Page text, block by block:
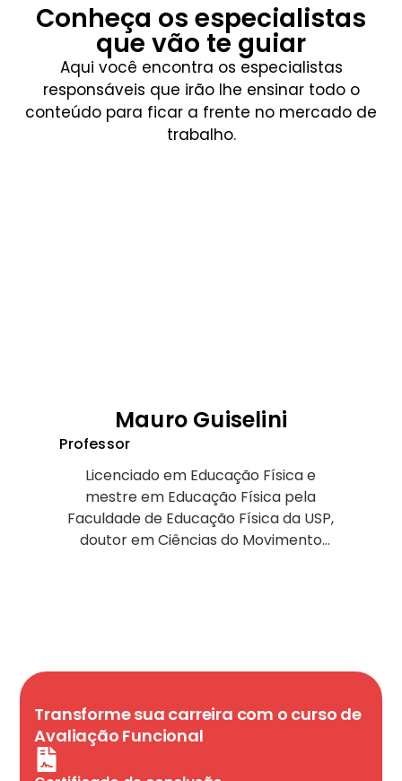
Conheça os especialistas
que vão te guiar
Aqui você encontra os especialistas
responsáveis que irão lhe ensinar todo o
conteúdo para ficar a frente no mercado de
trabalho.
Mauro Guiselini
Professor
Licenciado em Educação Física e
mestre em Educação Física pela
Faculdade de Educação Física da USP,
doutor em Ciências do Movimento
Multifuncional. Tem 57 anos de
universitário, de cursos de graduação,
extensão universitária e pós-graduação
consultor científico da Academia Cia.
Transforme sua carreira com o curso de
Avaliação Funcional